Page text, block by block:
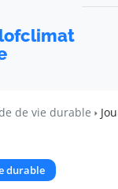
de vie durable
durable